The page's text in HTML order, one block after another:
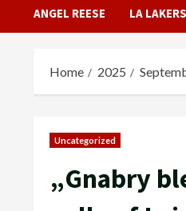
ANGEL REESE LA LAKERS
Home 2025
Uncategorized
„Gnabry